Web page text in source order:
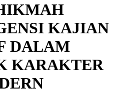
KAJIAN
DALAM
KARAKTER